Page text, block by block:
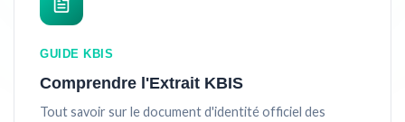
GUIDE KBIS
Comprendre l'Extrait KBIS
Tout savoir sur le document d'identité officiel des